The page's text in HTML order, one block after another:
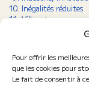
Pour offrir les
que les cookies pour
Le fait de consentir à
Inégalités réduites
Villes et
Consommation
Lutte contre le
Vie terrestre
Paix, justice et
Partenariats pour